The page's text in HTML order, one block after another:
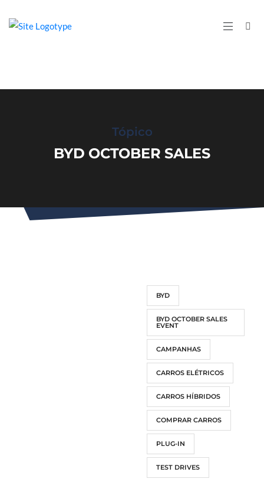
Tópico
BYD OCTOBER SALES
BYD
BYD OCTOBER SALES
EVENT
CAMPANHAS
CARROS ELÉTRICOS
CARROS HÍBRIDOS
COMPRAR CARROS
PLUG-IN
TEST DRIVES